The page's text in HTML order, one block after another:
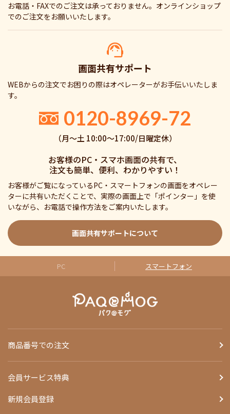
お電話・FAXでのご注文は承っておりません。オンラインショップ
でのご注文をお願いいたします。
画面共有サポート
WEBからの注文でお困りの際はオペレーターがお手伝いいたしま
す。
0120-8969-72
（月〜土 10:00〜17:00/日曜定休）
お客様のPC・スマホ画面の共有で、
注文も簡単、便利、わかりやすい！
お客様がご覧になっているPC・スマートフォンの画面をオペレー
ターに共有いただくことで、実際の画面上で「ポインター」を使
いながら、お電話で操作方法をご案内いたします。
画面共有サポートについて
PC スマートフォン
商品番号での注文
会員サービス特典
新規会員登録